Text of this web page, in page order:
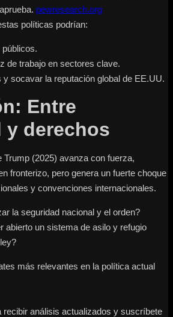
pewresearch.org
políticas podrían:
de trabajo en sectores clave.
y socavar la reputación global de EE.UU.
Entre
y derechos
Trump (2025) avanza con fuerza,
fronterizo, pero genera un fuerte choque
y convenciones internacionales.
la seguridad nacional y el orden?
abierto un sistema de asilo y refugio
más relevantes en la política actual
recibir análisis actualizados y suscríbete